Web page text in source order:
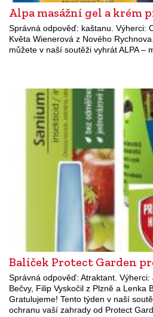
Alpa masážní gel a krém
Správná odpověď: kaštanu. Výherci:
Květa Wienerová z Nového
můžete v naší soutěži vyhrát ALPA –
Balíček Protect Garden
Správná odpověď: Atraktant.
Bečvy, Filip Vyskočil z Plzně a Lenka
Gratulujeme! Tento týden v naší
ochranu vaší zahrady od Protect